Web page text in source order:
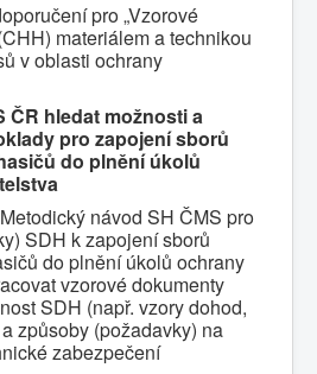
pro „Vzorové
materiálem a technikou
v oblasti ochrany
ČR hledat možnosti a
pro zapojení sborů
do plnění úkolů
návod SH ČMS pro
SDH k zapojení sborů
do plnění úkolů ochrany
vzorové dokumenty
SDH (např. vzory dohod,
způsoby (požadavky) na
zabezpečení